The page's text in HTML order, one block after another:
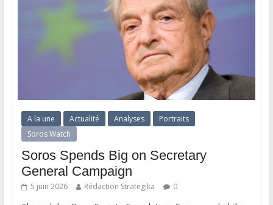
A la une Actualité Analyses
Portraits
Soros Watch
Soros Spends Big on Secretary
General Campaign
5 juin 2026 Rédaction Strategika 0